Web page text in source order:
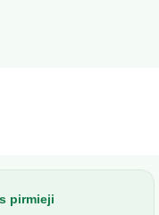
pirmieji